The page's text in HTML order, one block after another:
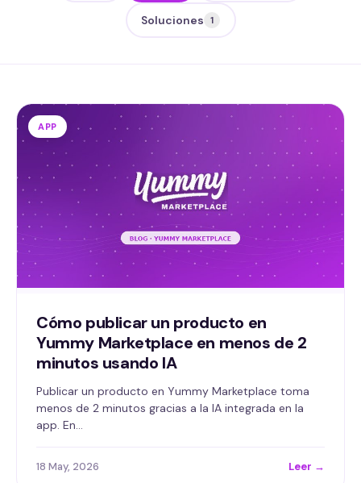
Soluciones 1
APP
Cómo publicar un producto en
Yummy Marketplace en menos de 2
minutos usando IA
Publicar un producto en Yummy Marketplace toma
menos de 2 minutos gracias a la IA integrada en la
app. En…
18 May, 2026 Leer →